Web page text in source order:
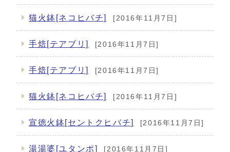
猫火鉢[ネコヒバチ] [2016年11月7日]
手焙[テアブリ] [2016年11月7日]
手焙[テアブリ] [2016年11月7日]
猫火鉢[ネコヒバチ] [2016年11月7日]
宣徳火鉢[セントクヒバチ] [2016年11月7日]
湯湯婆[ユタンポ] [2016年11月7日]